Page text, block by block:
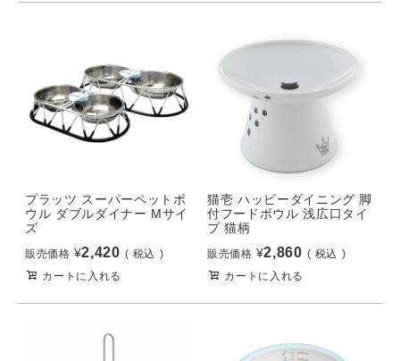
プラッツ スーパーペットボ
ウル ダブルダイナー Mサイ
ズ
販売価格 ¥2,420
税込
カートに入れる
猫壱 ハッピーダイニング 脚
付フードボウル 浅広口タイ
プ 猫柄
販売価格 ¥2,860
税込
カートに入れる